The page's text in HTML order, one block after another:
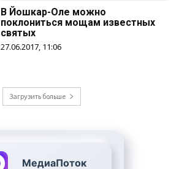
В Йошкар-Оле можно
поклониться мощам известных
святых
27.06.2017, 11:06
Загрузить больше
МедиаПоток